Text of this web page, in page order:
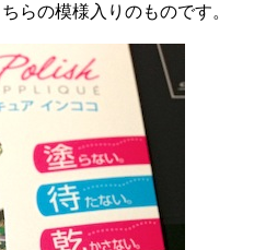
らの模様入りのものです。